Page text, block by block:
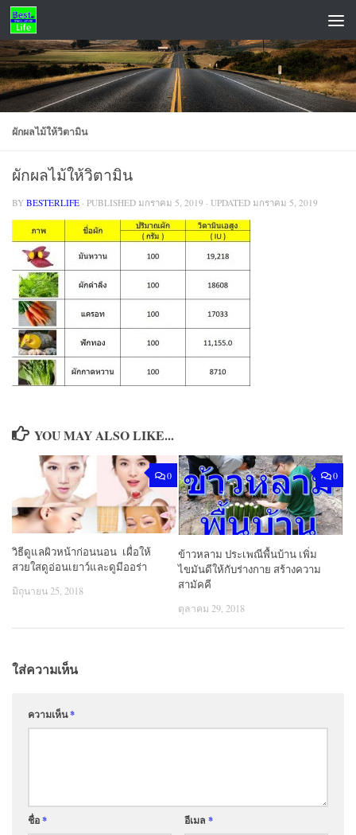
Skip to content
ADS
ผักผลไม้ให้วิตามิน
ผักผลไม้ให้วิตามิน
BY BESTERLIFE · PUBLISHED มกราคม 5, 2019 · UPDATED มกราคม 5, 2019
YOU MAY ALSO LIKE...
0
วิธีดูแลผิวหน้าก่อนนอน เผื่อให้
สวยใสดูอ่อนเยาว์และดูมีออร่า
มิถุนายน 25, 2018
0
ข้าวหลาม ประเพณีพื้นบ้าน เพิ่ม
ไขมันดีให้กับร่างกาย สร้างความ
สามัคคี
ตุลาคม 29, 2018
ใส่ความเห็น
ความเห็น*
ชื่อ* อีเมล *